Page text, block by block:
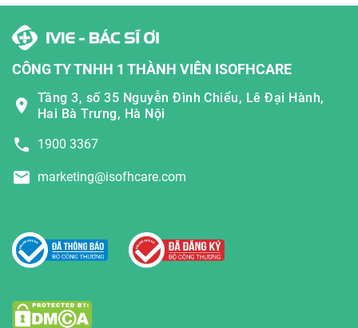
CÔNG TY TNHH 1 THÀNH VIÊN ISOFHCARE
Tầng 3, số 35 Nguyễn Đình Chiểu, Lê Đại Hành,
Hai Bà Trưng, Hà Nội
1900 3367
marketing@isofhcare.com